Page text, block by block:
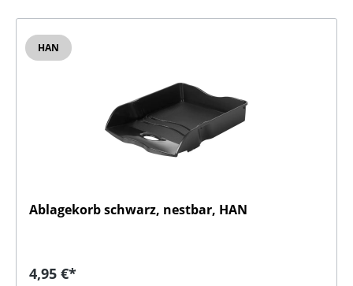
HAN
Ablagekorb schwarz, nestbar, HAN
Regulärer Preis:
4,95 €*